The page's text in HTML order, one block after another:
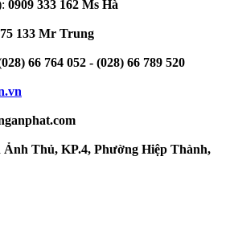
0909 333 162 Ms Hà
133 Mr Trung
66 764 052 - (028) 66 789 520
Ảnh Thủ, KP.4, Phường Hiệp Thành,